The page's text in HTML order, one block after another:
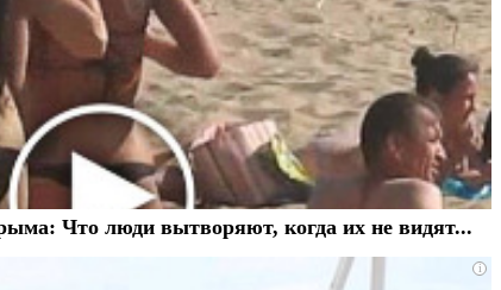
Что люди вытворяют, когда их не видят...
i